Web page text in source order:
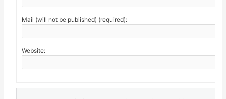
Mail (will not be published) (required):
Website: